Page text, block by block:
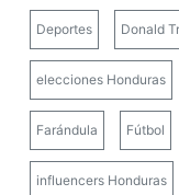
Deportes Donald
elecciones Honduras
Farándula Fútbol
influencers Honduras